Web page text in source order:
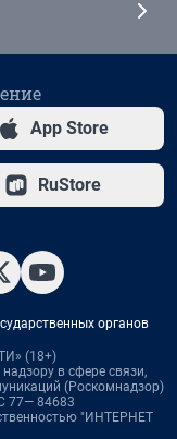
App Store
RuStore
органов
(18+)
в сфере связи,
(Роскомнадзор)
77— 84683
"ИНТЕРНЕТ